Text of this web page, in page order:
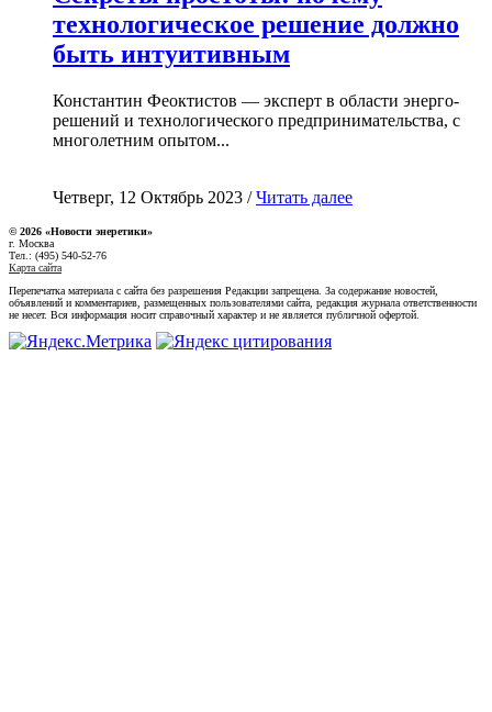
технологическое решение должно
быть интуитивным
Константин Феоктистов — эксперт в области энерго-
решений и технологического предпринимательства, с
многолетним опытом...
Четверг, 12 Октябрь 2023 /Читать далее
© 2026 «Новости энеретики»
г. Москва
Тел.: (495) 540-52-76
Карта сайта
Перепечатка материала с сайта без разрешения Редакции запрещена. За содержание новостей,
объявлений и комментариев, размещенных пользователями сайта, редакция журнала ответственности
не несет. Вся информация носит справочный характер и не является публичной офертой.